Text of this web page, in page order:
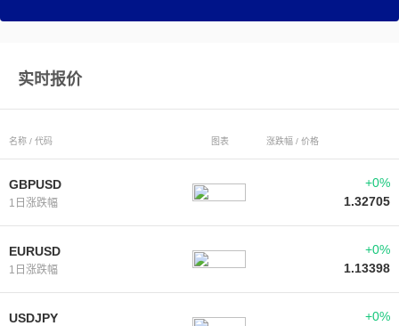
实时报价
名称 / 代码 图表 涨跌幅 / 价格
GBPUSD
1日涨跌幅
+0%
1.32705
EURUSD
1日涨跌幅
+0%
1.13398
USDJPY
+0%